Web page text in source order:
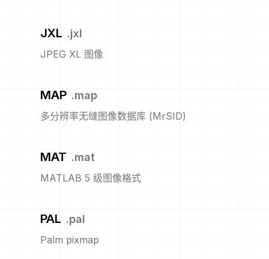
JXL .jxl
JPEG XL 图像
MAP .map
多分辨率无缝图像数据库 (MrSID)
MAT .mat
MATLAB 5 级图像格式
PAL .pal
Palm pixmap